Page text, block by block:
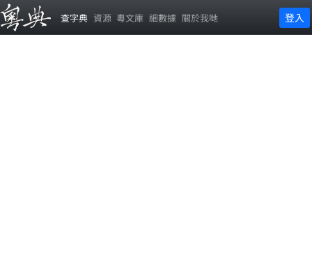
查字典 資源 粵文庫 細數據 關於我哋 登入